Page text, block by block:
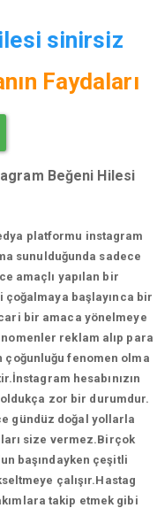
sinirsiz
Faydaları
Beğeni Hilesi
platformu instagram
sunulduğunda sadece
amaçlı yapılan bir
başlayınca bir
bir amaca yönelmeye
reklam alıp para
çoğunluğu fenomen olma
hesabınızın
zor bir durumdur.
gündüz doğal yollarla
size vermez.Birçok
başındayken çeşitli
çalışır.Hastag
takip etmek gibi